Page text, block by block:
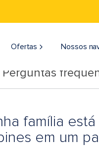
Ofertas Nossos
família
em um